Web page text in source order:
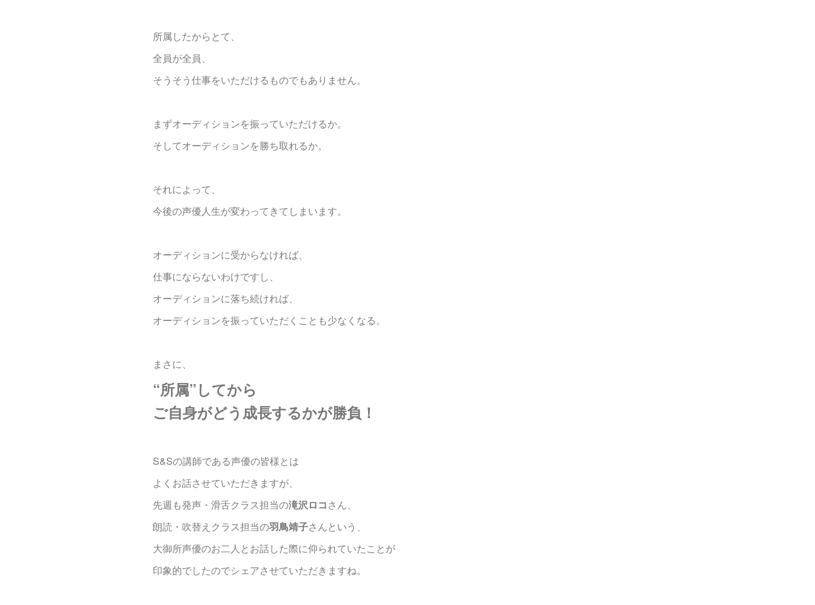
所属したからとて、
全員が全員、
そうそう仕事をいただけるものでもありません。
まずオーディションを振っていただけるか。
そしてオーディションを勝ち取れるか。
それによって、
今後の声優人生が変わってきてしまいます。
オーディションに受からなければ、
仕事にならないわけですし、
オーディションに落ち続ければ、
オーディションを振っていただくことも少なくなる。
まさに、
“所属”してから
ご自身がどう成長するかが勝負！
S&Sの講師である声優の皆様とは
よくお話させていただきますが、
先週も発声・滑舌クラス担当の滝沢ロコさん、
朗読・吹替えクラス担当の羽鳥靖子さんという、
大御所声優のお二人とお話した際に仰られていたことが
印象的でしたのでシェアさせていただきますね。